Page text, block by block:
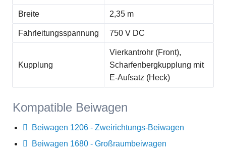
Breite 2,35 m
Fahrleitungsspannung 750 V DC
Kupplung
Vierkantrohr (Front),
Scharfenbergkupplung mit
E-Aufsatz (Heck)
Kompatible Beiwagen
Beiwagen 1206 - Zweirichtungs-Beiwagen
Beiwagen 1680 - Großraumbeiwagen